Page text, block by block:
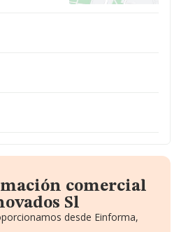
comercial
Sl
desde Einforma,